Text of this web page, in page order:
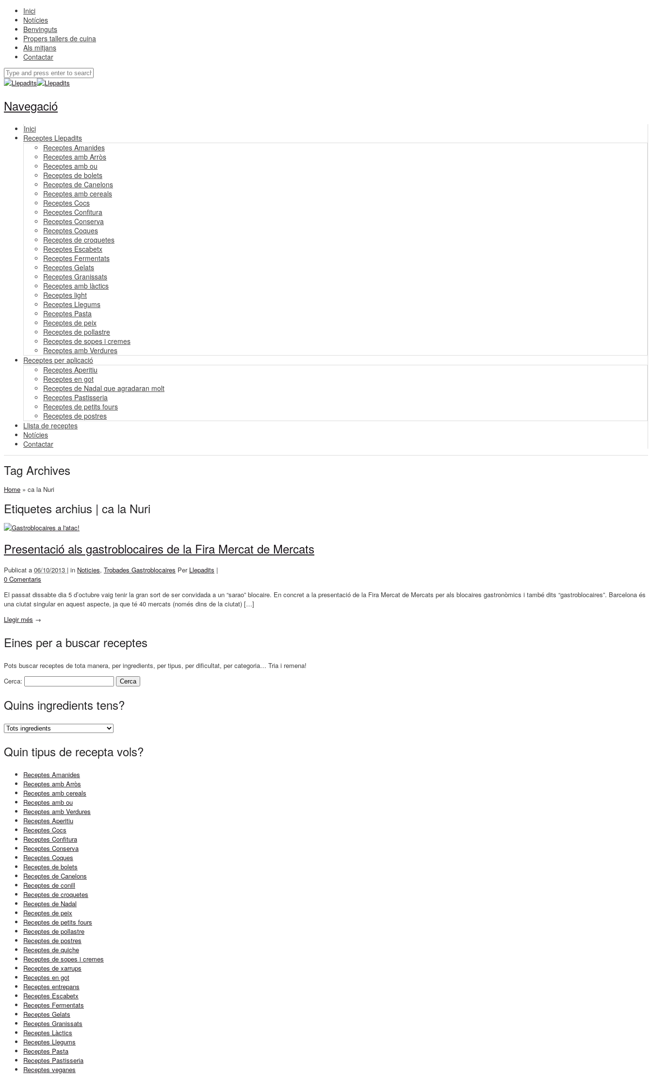
Inici
Notícies
Benvinguts
Propers tallers de cuina
Als mitjans
Contactar
Navegació
Inici
Receptes Llepadits
Receptes Amanides
Receptes amb Arròs
Receptes amb ou
Receptes de bolets
Receptes de Canelons
Receptes amb cereals
Receptes Cocs
Receptes Confitura
Receptes Conserva
Receptes Coques
Receptes de croquetes
Receptes Escabetx
Receptes Fermentats
Receptes Gelats
Receptes Granissats
Receptes amb làctics
Receptes light
Receptes Llegums
Receptes Pasta
Receptes de peix
Receptes de pollastre
Receptes de sopes i cremes
Receptes amb Verdures
Receptes per aplicació
Receptes Aperitiu
Receptes en got
Receptes de Nadal que agradaran molt
Receptes Pastisseria
Receptes de petits fours
Receptes de postres
Llista de receptes
Notícies
Contactar
Tag Archives
Home » ca la Nuri
Etiquetes archius | ca la Nuri
Presentació als gastroblocaires de la Fira Mercat de Mercats
Publicat a 06/10/2013 | in Noticies, Trobades Gastroblocaires Per Llepadits |
0 Comentaris
El passat dissabte dia 5 d’octubre vaig tenir la gran sort de ser convidada a un “sarao” blocaire. En concret a la presentació de la Fira Mercat de Mercats per als blocaires gastronòmics i també dits “gastroblocaires”. Barcelona és
una ciutat singular en aquest aspecte, ja que té 40 mercats (només dins de la ciutat) […]
Llegir més →
Eines per a buscar receptes
Pots buscar receptes de tota manera, per ingredients, per tipus, per dificultat, per categoria… Tria i remena!
Cerca:
Quins ingredients tens?
Quin tipus de recepta vols?
Receptes Amanides
Receptes amb Arròs
Receptes amb cereals
Receptes amb ou
Receptes amb Verdures
Receptes Aperitiu
Receptes Cocs
Receptes Confitura
Receptes Conserva
Receptes Coques
Receptes de bolets
Receptes de Canelons
Receptes de conill
Receptes de croquetes
Receptes de Nadal
Receptes de peix
Receptes de petits fours
Receptes de pollastre
Receptes de postres
Receptes de quiche
Receptes de sopes i cremes
Receptes de xarrups
Receptes en got
Receptes entrepans
Receptes Escabetx
Receptes Fermentats
Receptes Gelats
Receptes Granissats
Receptes Làctics
Receptes Llegums
Receptes Pasta
Receptes Pastisseria
Receptes veganes